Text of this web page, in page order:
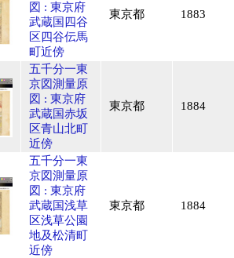
図 : 東京府
武蔵国四谷
区四谷伝馬
町近傍
東京都 1883
五千分一東
京図測量原
図 : 東京府
武蔵国赤坂
区青山北町
近傍
東京都 1884
五千分一東
京図測量原
図 : 東京府
武蔵国浅草
区浅草公園
地及松清町
近傍
東京都 1884